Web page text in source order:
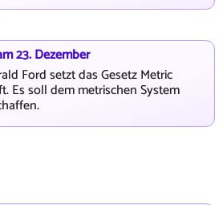
23. Dezember
Ford setzt das Gesetz Metric
Es soll dem metrischen System